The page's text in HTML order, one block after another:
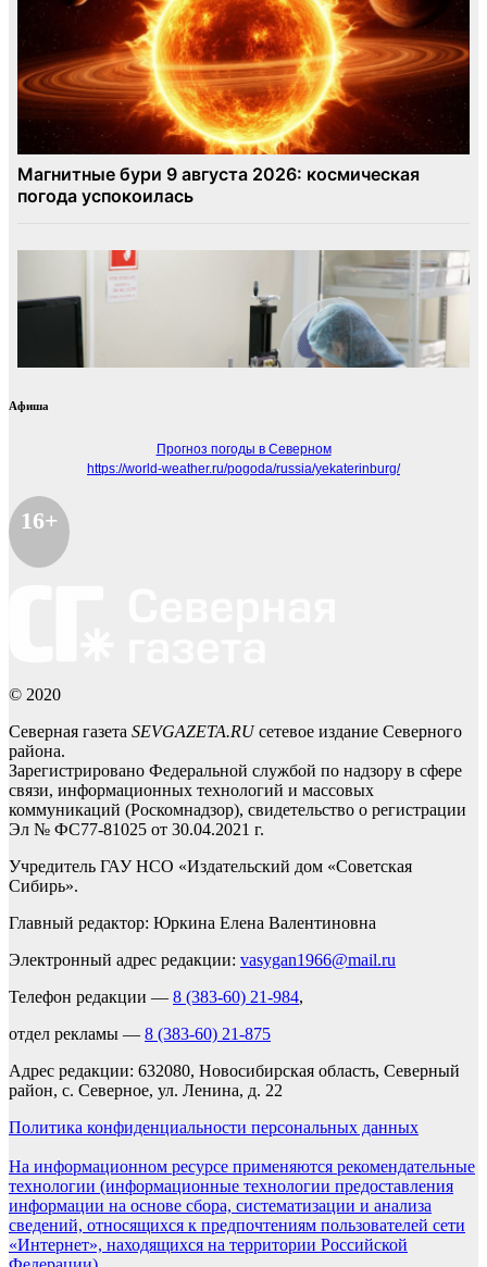
Афиша
Прогноз погоды в Северном
https://world-weather.ru/pogoda/russia/yekaterinburg/
16+
© 2020
Северная газета SEVGAZETA.RUсетевое издание Северного
района.
Зарегистрировано Федеральной службой по надзору в сфере
связи, информационных технологий и массовых
коммуникаций (Роскомнадзор), свидетельство о регистрации
Эл № ФС77-81025 от 30.04.2021 г.
Учредитель ГАУ НСО «Издательский дом «Советская
Сибирь».
Главный редактор: Юркина Елена Валентиновна
Электронный адрес редакции: vasygan1966@mail.ru
Телефон редакции — 8 (383-60) 21-984,
отдел рекламы — 8 (383-60) 21-875
Адрес редакции: 632080, Новосибирская область, Северный
район, с. Северное, ул. Ленина, д. 22
Политика конфиденциальности персональных данных
На информационном ресурсе применяются рекомендательные
технологии (информационные технологии предоставления
информации на основе сбора, систематизации и анализа
сведений, относящихся к предпочтениям пользователей сети
«Интернет», находящихся на территории Российской